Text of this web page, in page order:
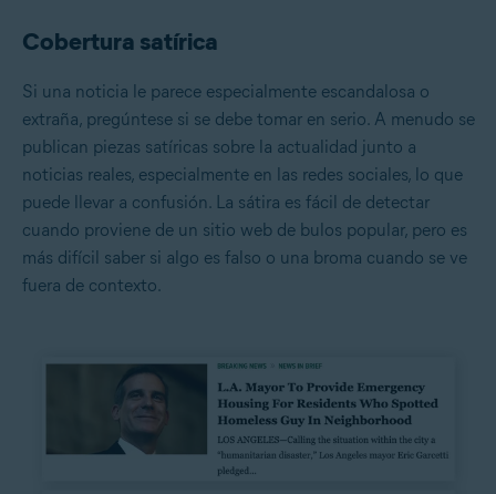
Cobertura satírica
Si una noticia le parece especialmente escandalosa o
extraña, pregúntese si se debe tomar en serio. A menudo se
publican piezas satíricas sobre la actualidad junto a
noticias reales, especialmente en las redes sociales, lo que
puede llevar a confusión. La sátira es fácil de detectar
cuando proviene de un sitio web de bulos popular, pero es
más difícil saber si algo es falso o una broma cuando se ve
fuera de contexto.